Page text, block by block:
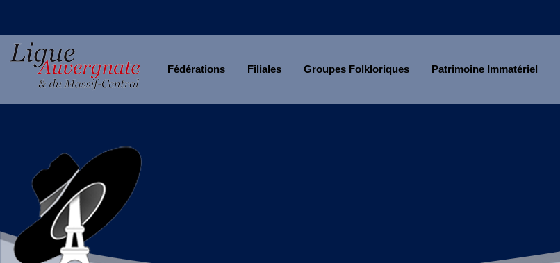
Fédérations Filiales Groupes Folkloriques Patrimoine Immatériel